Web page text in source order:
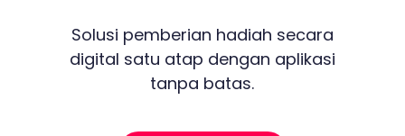
Solusi pemberian hadiah secara
digital satu atap dengan aplikasi
tanpa batas.